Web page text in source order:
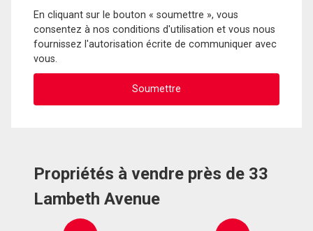
En cliquant sur le bouton « soumettre », vous
consentez à nos conditions d'utilisation et vous nous
fournissez l'autorisation écrite de communiquer avec
vous.
Propriétés à vendre près de 33
Lambeth Avenue